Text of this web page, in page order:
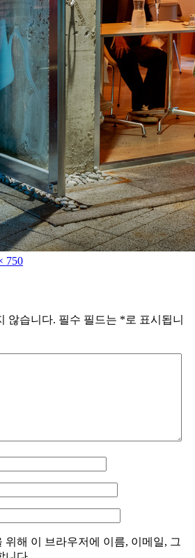
750
않습니다. 필수 필드는 *로 표시됩니
위해 이 브라우저에 이름, 이메일, 그